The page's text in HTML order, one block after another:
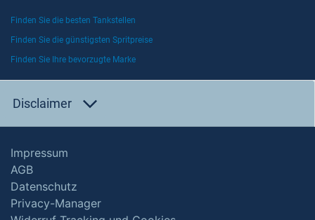
Finden Sie die besten Tankstellen
Finden Sie die günstigsten Spritpreise
Finden Sie Ihre bevorzugte Marke
Disclaimer
Impressum
AGB
Datenschutz
Privacy-Manager